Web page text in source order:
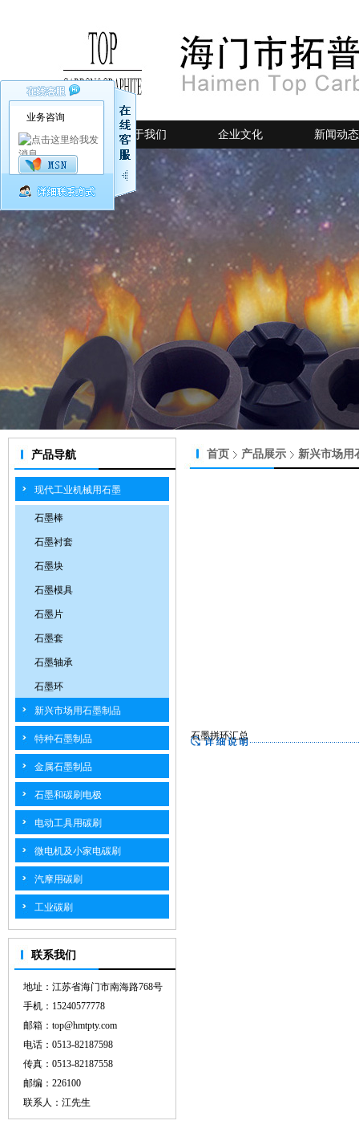
网站首页 关于我们 企业文化 新闻动态
产品导航
现代工业机械用石墨
石墨棒
石墨衬套
石墨块
石墨模具
石墨片
石墨套
石墨轴承
石墨环
新兴市场用石墨制品
特种石墨制品
金属石墨制品
石墨和碳刷电极
电动工具用碳刷
微电机及小家电碳刷
汽摩用碳刷
工业碳刷
联系我们
地址：江苏省海门市南海路768号
手机：15240577778
邮箱：top@hmtpty.com
电话：0513-82187598
传真：0513-82187558
邮编：226100
联系人：江先生
首页 产品展示 新兴市场用
石墨拼环汇总
业务咨询